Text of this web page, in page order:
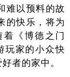
难以预料的故
的快乐，将为
《博德之门
玩家的小众快
者的家中。